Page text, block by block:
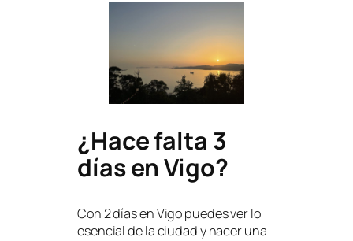
¿Hace falta 3
días en Vigo?
Con 2 días en Vigo puedes ver lo
esencial de la ciudad y hacer una